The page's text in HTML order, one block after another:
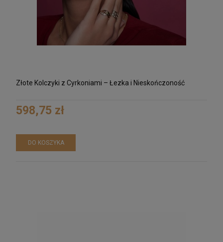
Złote Kolczyki z Cyrkoniami – Łezka i Nieskończoność
598,75 zł
DO KOSZYKA